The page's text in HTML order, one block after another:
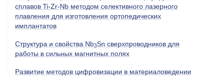
сплавов Ti-Zr-Nb методом селективного лазерного
плавления для изготовления ортопедических
имплантатов
Структура и свойства Nb3Sn сверхпроводников для
работы в сильных магнитных полях
Развитие методов цифровизации в материаловедении